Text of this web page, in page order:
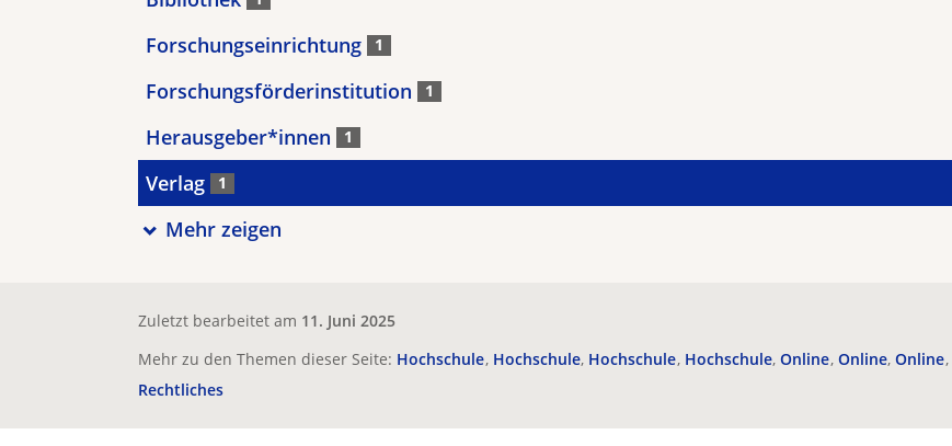
Forschungseinrichtung 1
Forschungsförderinstitution 1
Herausgeber*innen 1
Verlag 1
Mehr zeigen
Zuletzt bearbeitet am 11. Juni 2025
Mehr zu den Themen dieser Seite: Hochschule Hochschule Hochschule Hochschule Online Online Online
Rechtliches